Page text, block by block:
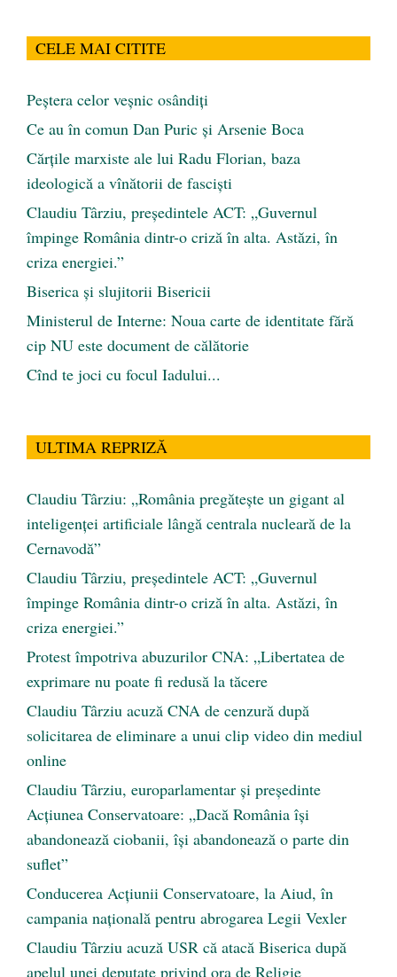
CELE MAI CITITE
Peştera celor veşnic osândiţi
Ce au în comun Dan Puric şi Arsenie Boca
Cărţile marxiste ale lui Radu Florian, baza
ideologică a vînătorii de fascişti
Claudiu Târziu, președintele ACT: „Guvernul
împinge România dintr-o criză în alta. Astăzi, în
criza energiei.”
Biserica și slujitorii Bisericii
Ministerul de Interne: Noua carte de identitate fără
cip NU este document de călătorie
Cînd te joci cu focul Iadului...
ULTIMA REPRIZĂ
Claudiu Târziu: „România pregătește un gigant al
inteligenței artificiale lângă centrala nucleară de la
Cernavodă”
Claudiu Târziu, președintele ACT: „Guvernul
împinge România dintr-o criză în alta. Astăzi, în
criza energiei.”
Protest împotriva abuzurilor CNA: „Libertatea de
exprimare nu poate fi redusă la tăcere
Claudiu Târziu acuză CNA de cenzură după
solicitarea de eliminare a unui clip video din mediul
online
Claudiu Târziu, europarlamentar și președinte
Acțiunea Conservatoare: „Dacă România își
abandonează ciobanii, își abandonează o parte din
suflet”
Conducerea Acțiunii Conservatoare, la Aiud, în
campania națională pentru abrogarea Legii Vexler
Claudiu Târziu acuză USR că atacă Biserica după
apelul unei deputate privind ora de Religie